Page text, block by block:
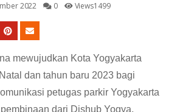
2022 0 Views1499
mewujudkan Kota Yogyakarta
dan tahun baru 2023 bagi
petugas parkir Yogyakarta
dari Dishub Yogya.